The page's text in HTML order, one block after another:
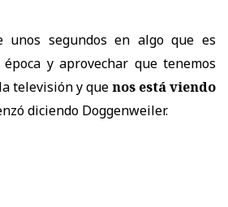
unos segundos en algo que es
y aprovechar que tenemos
televisión y quenos está viendo
diciendo Doggenweiler.